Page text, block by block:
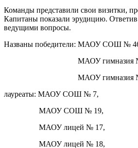
Команды представили свои визитки,
Капитаны показали эрудицию.
ведущими вопросы.
Названы победители: МАОУ СОШ №
МАОУ гимназия №
МАОУ гимназия №
лауреаты: МАОУ СОШ № 7,
МАОУ СОШ № 19,
МАОУ лицей № 17,
МАОУ лицей № 18,